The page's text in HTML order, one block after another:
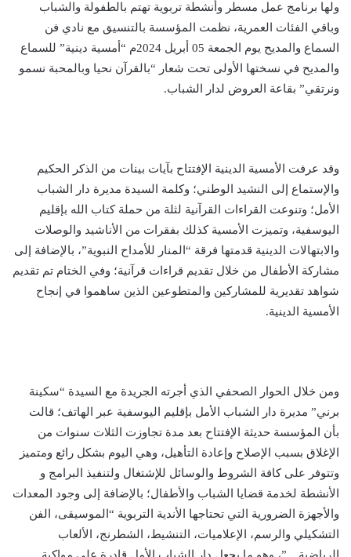
ولها برنامج عمل مسطر وأنشطة تربوية تهتم بالطفولة والشباب
وباقي الفئات العمرية، نظمت المؤسسة بالتنسيق مع نادي فن
السماع والمديح يوم الجمعة 05 أبريل 2024م “أمسية دينية” للسماع
والمديح في نسختها الأولى تحت شعار “بالقرآن نحيا وبالمحبة نسمو
ونرتقي” بقاعة العروض لدار الشباب.
وقد عرفت الأمسية الدينية الإفتتاح بآيات بينات من الذكر الحكيم
والإستماع إلى النشيد الوطني؛ وكلمة السيدة مديرة دار الشباب
الأمل؛ وتنوعت القراءات القرآنية لثلة من حملة كتاب الله بإقليم
اليوسفية، وتميزت الأمسية كذلك بفقرات من الأناشيد والوصلات
والابتهالات الدينية قدمتها فرقة “المنار للأمداح النبوية”، بالإضافة إلى
مشاركة الأطفال من خلال تقديم قراءات قرآنية؛ وفي الختام تم تقديم
شواهد تقديرية للمشاركين والمتطوعين الذين ساهموا في إنجاح
الأمسية الدينية.
ومن خلال الحوار الصحفي الذي أجرته الجريدة مع السيدة “سكينة
برني” مديرة دار الشباب الأمل بإقليم اليوسفية عبر الهاتف؛ قالت
بأن المؤسسة حديثة الإفتتاح بعد مدة تجاوزت الثلات سنوات من
الإغلاق بسبب الإصلاح وإعادة التأهيل، وهي اليوم بشكل رائع ومتميز
وتتوفر على كافة الشروط والوسائل للإشتغال ولتنفيذ البرامج و
الأنشطة لخدمة قضايا الشباب والأطفال؛ بالإضافة إلى وجود المعدات
والأجهزة الضرورية التي تحتاجها الأندية التربوية “الموسيقى، الفن
التشكيلي والرسم، الإعلاميات، التنشيط، الشطرنج، الألعاب